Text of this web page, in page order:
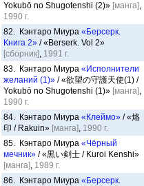
Yokubō no Shugotenshi (2)» [манга],
1990 г.
82. Кэнтаро Миура «Берсерк.
Книга 2» / «Berserk. Vol 2»
[сборник], 1991 г.
83. Кэнтаро Миура «Исполнители
желаний (1)» / «欲望の守護天使(1) /
Yokubō no Shugotenshi (1)» [манга],
1990 г.
84. Кэнтаро Миура «Клеймо» / «烙
印 / Rakuin» [манга], 1990 г.
85. Кэнтаро Миура «Чёрный
мечник» / «黒い剣士 / Kuroi Kenshi»
[манга], 1989 г.
86. Кэнтаро Миура «Берсерк.